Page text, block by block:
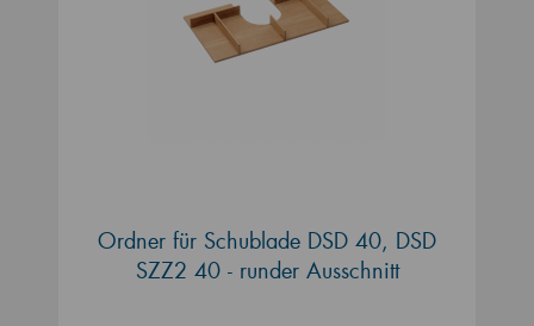
Ordner für Schublade DSD 40, DSD
SZZ2 40 - runder Ausschnitt